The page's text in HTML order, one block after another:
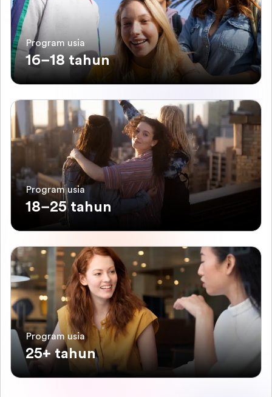
Program usia
16–18 tahun
Program usia
18–25 tahun
Program usia
25+ tahun